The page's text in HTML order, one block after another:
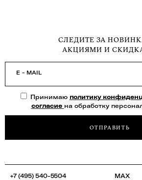
СЛЕДИТЕ ЗА
АКЦИЯМИ И
E - MAIL
Принимаю политику
согласие на обработку
ОТПРАВИТЬ
+7 (495) 540-5504
MAX